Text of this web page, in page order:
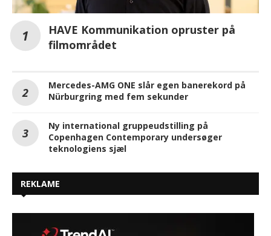
HAVE Kommunikation opruster på
filmområdet
Mercedes-AMG ONE slår egen banerekord på
Nürburgring med fem sekunder
Ny international gruppeudstilling på
Copenhagen Contemporary undersøger
teknologiens sjæl
REKLAME